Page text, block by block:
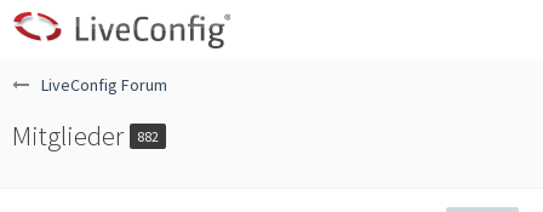
LiveConfig Forum
Mitglieder 882